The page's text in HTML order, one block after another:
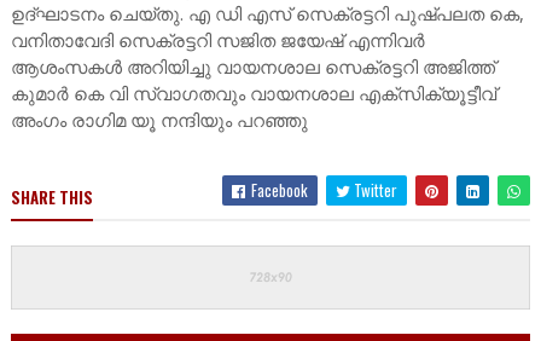
ഉദ്ഘാടനം ചെയ്തു. എ ഡി എസ് സെക്രട്ടറി പുഷ്പലത കെ,
വനിതാവേദി സെക്രട്ടറി സജിത ജയേഷ് എന്നിവർ
ആശംസകൾ അറിയിച്ചു വായനശാല സെക്രട്ടറി അജിത്ത്
കുമാർ കെ വി സ്വാഗതവും വായനശാല എക്സിക്യൂട്ടീവ്
അംഗം രാഗിമ യൂ നന്ദിയും പറഞ്ഞു
SHARE THIS Facebook Twitter